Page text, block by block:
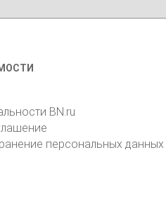
BN.ru
персональных данных